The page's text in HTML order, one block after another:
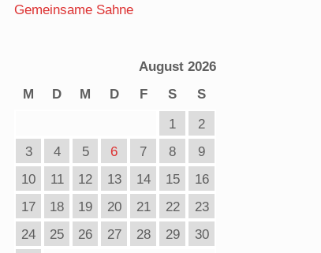
Gemeinsame Sahne
August 2026
M
D M D F S
S
1
2
3
4 5 6 7 8
9
10
11 12 13 14 15
16
17
18 19 20 21 22
23
24
25 26 27 28 29
30